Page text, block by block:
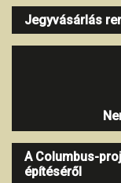
Jegyvásárlás
A Columbus-
építéséről